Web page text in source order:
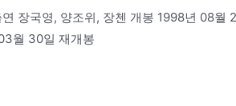
장국영, 양조위, 장첸 개봉 1998년 08
월 30일 재개봉